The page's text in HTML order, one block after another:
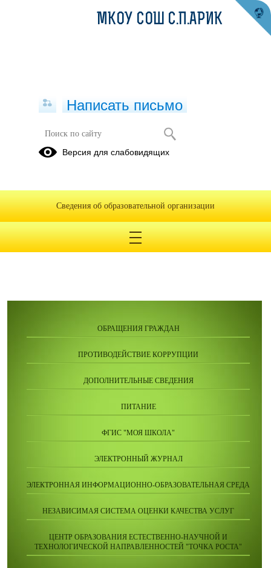
Объявления
Оценка качества условий
предоставления услуг
27.04.2026
ОБРАЩЕНИЯ ГРАЖДАН
ПРОТИВОДЕЙСТВИЕ КОРРУПЦИИ
ДОПОЛНИТЕЛЬНЫЕ СВЕДЕНИЯ
ПИТАНИЕ
ФГИС "МОЯ ШКОЛА"
ЭЛЕКТРОННЫЙ ЖУРНАЛ
ЭЛЕКТРОННАЯ ИНФОРМАЦИОННО-ОБРАЗОВАТЕЛЬНАЯ СРЕДА
НЕЗАВИСИМАЯ СИСТЕМА ОЦЕНКИ КАЧЕСТВА УСЛУГ
ЦЕНТР ОБРАЗОВАНИЯ ЕСТЕСТВЕННО-НАУЧНОЙ И
ТЕХНОЛОГИЧЕСКОЙ НАПРАВЛЕННОСТЕЙ "ТОЧКА РОСТА"
МКОУ СОШ С.П.АРИК
Написать письмо
Версия для слабовидящих
Сведения об образовательной организации